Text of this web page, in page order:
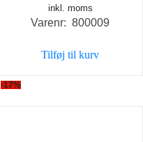
oprindelige
pris
79,00 kr..
inkl. moms
Varenr: 800009
Tilføj til kurv
-17%